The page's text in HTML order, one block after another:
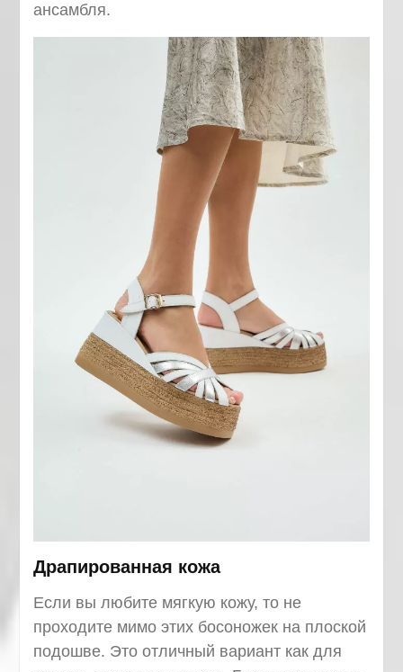
ансамбля.
Драпированная кожа
Если вы любите мягкую кожу, то не
проходите мимо этих босоножек на плоской
подошве. Это отличный вариант как для